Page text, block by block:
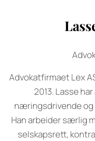
Advokatfirmaet Lex
2013. Lasse
næringsdrivende og
Han arbeider særlig
selskapsrett,